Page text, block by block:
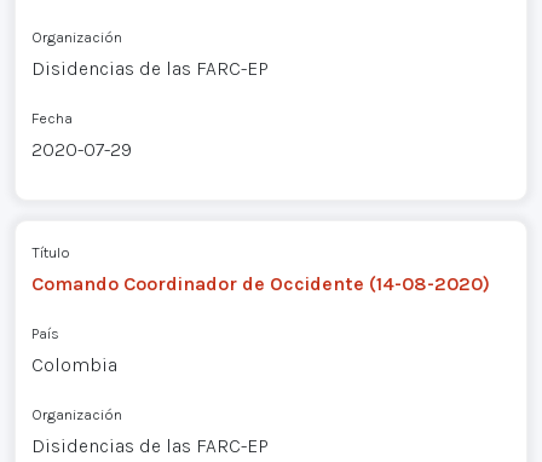
Organización
Disidencias de las FARC-EP
Fecha
2020-07-29
Título
Comando Coordinador de Occidente (14-08-2020)
País
Colombia
Organización
Disidencias de las FARC-EP